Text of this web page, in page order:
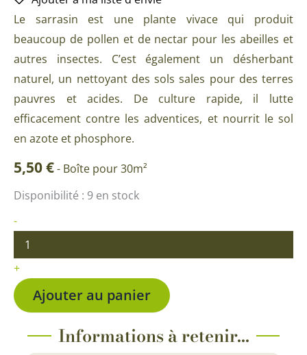
Le sarrasin est une plante vivace qui produit
beaucoup de pollen et de nectar pour les abeilles et
autres insectes. C’est également un désherbant
naturel, un nettoyant des sols sales pour des terres
pauvres et acides. De culture rapide, il lutte
efficacement contre les adventices, et nourrit le sol
en azote et phosphore.
5,50€- Boîte pour 30m²
Disponibilité : 9 en stock
-
quantité
Sarrasin
BIO
+
Ajouter au panier
Informations à retenir...